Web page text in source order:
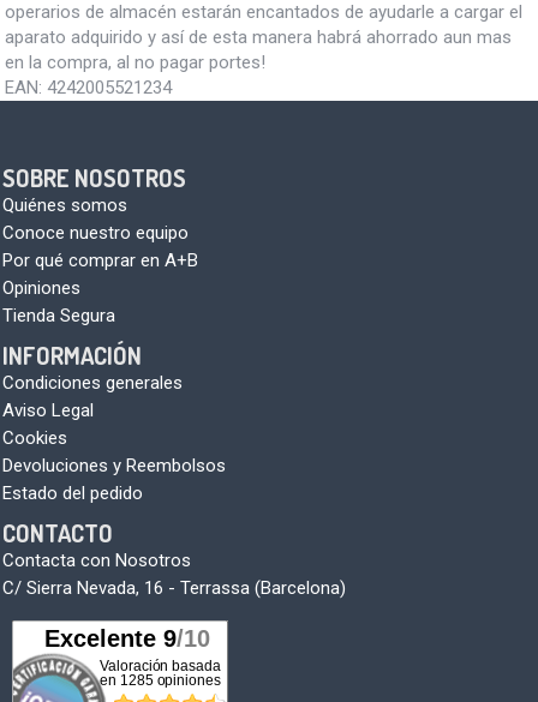
operarios de almacén estarán encantados de ayudarle a cargar el
aparato adquirido y así de esta manera habrá ahorrado aun mas
en la compra, al no pagar portes!
EAN: 4242005521234
SOBRE NOSOTROS
Quiénes somos
Conoce nuestro equipo
Por qué comprar en A+B
Opiniones
Tienda Segura
INFORMACIÓN
Condiciones generales
Aviso Legal
Cookies
Devoluciones y Reembolsos
Estado del pedido
CONTACTO
Contacta con Nosotros
C/ Sierra Nevada, 16 - Terrassa (Barcelona)